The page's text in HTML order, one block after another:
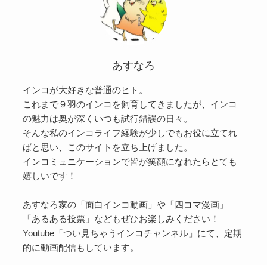
あすなろ
インコが大好きな普通のヒト。
これまで９羽のインコを飼育してきましたが、インコ
の魅力は奥が深くいつも試行錯誤の日々。
そんな私のインコライフ経験が少しでもお役に立てれ
ばと思い、このサイトを立ち上げました。
インコミュニケーションで皆が笑顔になれたらとても
嬉しいです！
あすなろ家の「面白インコ動画」や「四コマ漫画」
「あるある投票」などもぜひお楽しみください！
Youtube「つい見ちゃうインコチャンネル」にて、定期
的に動画配信もしています。